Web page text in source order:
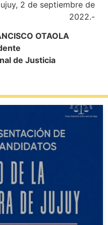
2 de septiembre de
2022.-
OTAOLA
de Justicia